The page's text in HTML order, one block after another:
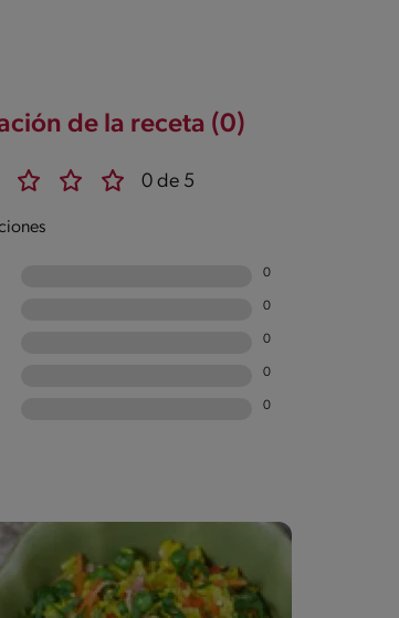
de la receta (0)
0 de 5
0
0
0
0
0